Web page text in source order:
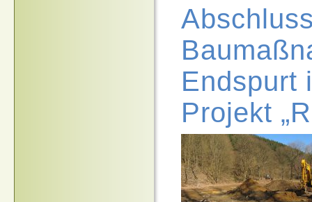
Endspurt
Projekt